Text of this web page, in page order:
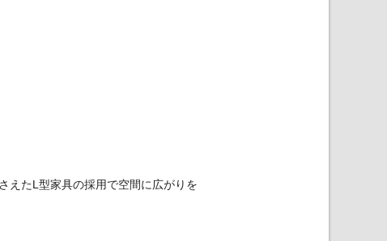
えたL型家具の採用で空間に広がりを